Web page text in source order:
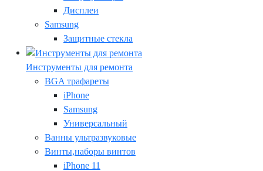
Дисплеи
Samsung
Защитные стекла
Инструменты для ремонта
BGA трафареты
iPhone
Samsung
Универсальный
Ванны ультразвуковые
Винты,наборы винтов
iPhone 11